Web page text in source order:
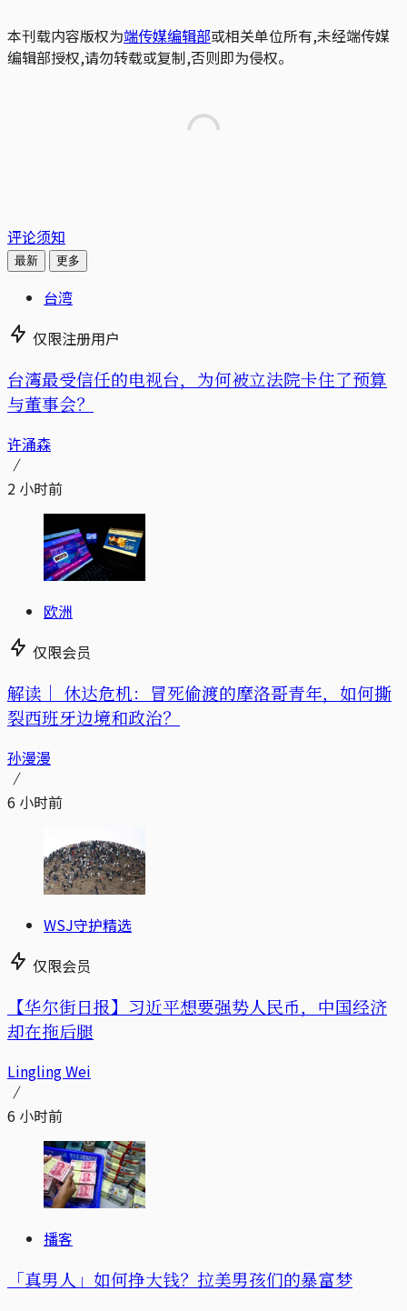
本刊载内容版权为端传媒编辑部或相关单位所有,未经端传媒
编辑部授权,请勿转载或复制,否则即为侵权。
评论须知
最新 更多
台湾
仅限注册用户
台湾最受信任的电视台，为何被立法院卡住了预算
与董事会？
许涌森
2 小时前
欧洲
仅限会员
解读｜ 休达危机：冒死偷渡的摩洛哥青年，如何撕
裂西班牙边境和政治？
孙漫漫
6 小时前
WSJ守护精选
仅限会员
【华尔街日报】习近平想要强势人民币，中国经济
却在拖后腿
Lingling Wei
6 小时前
播客
「真男人」如何挣大钱？拉美男孩们的暴富梦